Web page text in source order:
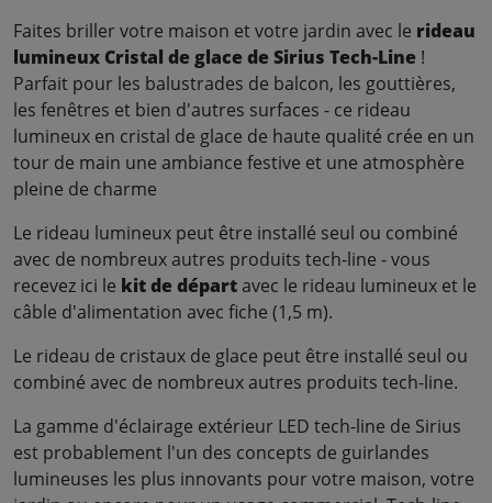
Faites briller votre maison et votre jardin avec le rideau
lumineux Cristal de glace de Sirius Tech-Line !
Parfait pour les balustrades de balcon, les gouttières,
les fenêtres et bien d'autres surfaces - ce rideau
lumineux en cristal de glace de haute qualité crée en un
tour de main une ambiance festive et une atmosphère
pleine de charme
Le rideau lumineux peut être installé seul ou combiné
avec de nombreux autres produits tech-line - vous
recevez ici le kit de départavec le rideau lumineux et le
câble d'alimentation avec fiche (1,5 m).
Le rideau de cristaux de glace peut être installé seul ou
combiné avec de nombreux autres produits tech-line.
La gamme d'éclairage extérieur LED tech-line de Sirius
est probablement l'un des concepts de guirlandes
lumineuses les plus innovants pour votre maison, votre